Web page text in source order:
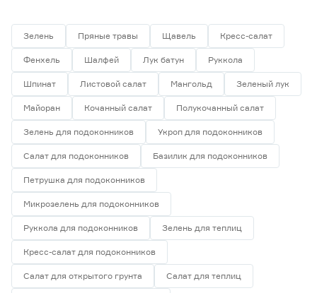
Зелень Пряные травы Щавель Кресс-салат
Фенхель Шалфей Лук батун Руккола
Шпинат Листовой салат Мангольд Зеленый лук
Майоран Кочанный салат Полукочанный салат
Зелень для подоконников Укроп для подоконников
Салат для подоконников Базилик для подоконников
Петрушка для подоконников
Микрозелень для подоконников
Руккола для подоконников Зелень для теплиц
Кресс-салат для подоконников
Салат для открытого грунта Салат для теплиц